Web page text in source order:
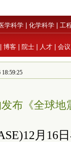
学科学 化学科学 工
博客 院士 人才 会议
布《全球地
月16